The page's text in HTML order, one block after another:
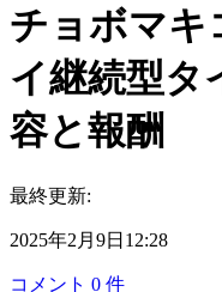
チョボマキ
イ継続型タ
容と報酬
最終更新:
2025年2月9日12:28
コメント 0 件